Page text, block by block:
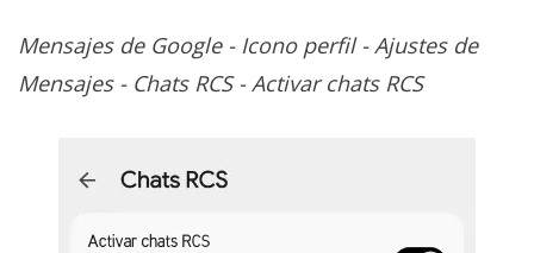
Mensajes de Google - Icono perfil - Ajustes de
Mensajes - Chats RCS - Activar chats RCS